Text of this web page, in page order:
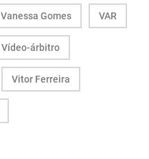
Vanessa Gomes VAR
Vídeo-árbitro
Vitor Ferreira